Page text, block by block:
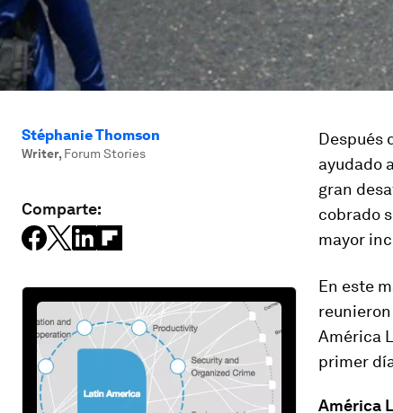
Stéphanie Thomson
Writer, Forum Stories
Comparte:
Después
ayudado
gran
cobrado
mayor
En este
América
primer
América